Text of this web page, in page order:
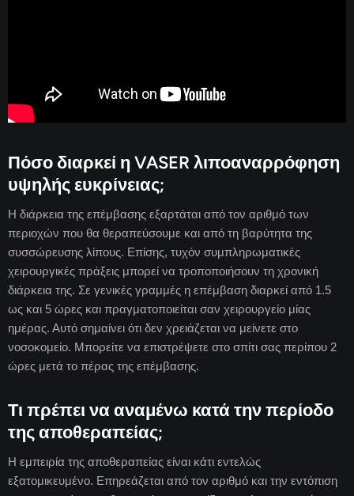
Πόσο διαρκεί η VASER λιποαναρρόφηση
υψηλής ευκρίνειας;
Η διάρκεια της επέμβασης εξαρτάται από τον αριθμό των
περιοχών που θα θεραπεύσουμε και από τη βαρύτητα της
συσσώρευσης λίπους. Επίσης, τυχόν συμπληρωματικές
χειρουργικές πράξεις μπορεί να τροποποιήσουν τη χρονική
διάρκεια της. Σε γενικές γραμμές η επέμβαση διαρκεί από 1.5
ως και 5 ώρες και πραγματοποιείται σαν χειρουργείο μίας
ημέρας. Αυτό σημαίνει ότι δεν χρειάζεται να μείνετε στο
νοσοκομείο. Μπορείτε να επιστρέψετε στο σπίτι σας περίπου 2
ώρες μετά το πέρας της επέμβασης.
Τι πρέπει να αναμένω κατά την περίοδο
της αποθεραπείας;
Η εμπειρία της αποθεραπείας είναι κάτι εντελώς
εξατομικευμένο. Επηρεάζεται από τον αριθμό και την εντόπιση